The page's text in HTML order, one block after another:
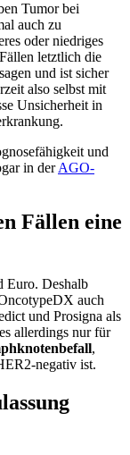
Tumor bei
auch zu
oder niedriges
letztlich die
und ist sicher
also selbst mit
Unsicherheit in
und
in derAGO-
Fällen eine
Euro. Deshalb
auch
und Prosigna als
allerdings nur für
,
negativ ist.